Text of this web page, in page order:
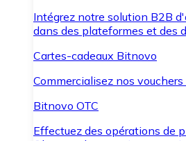
Intégrez notre solution B2B
dans des plateformes et des
Cartes-cadeaux Bitnovo
Commercialisez nos
Bitnovo OTC
Effectuez des opérations de